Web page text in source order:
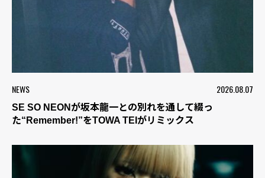
NEWS 2026.08.07
SE SO NEONが坂本龍一との別れを通して綴っ
た“Remember!”をTOWA TEIがリミックス